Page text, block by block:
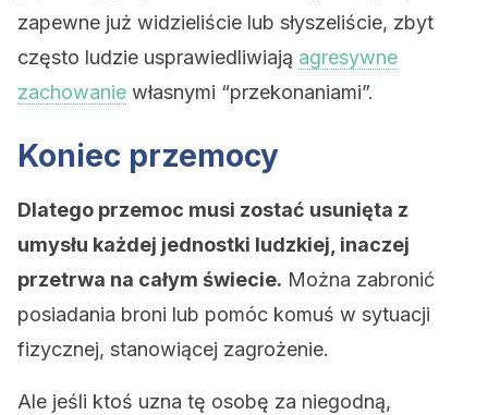
zapewne już widzieliście lub słyszeliście, zbyt
często ludzie usprawiedliwiają agresywne
zachowanie własnymi “przekonaniami”.
Koniec przemocy
Dlatego przemoc musi zostać usunięta z
umysłu każdej jednostki ludzkiej, inaczej
przetrwa na całym świecie. Można zabronić
posiadania broni lub pomóc komuś w sytuacji
fizycznej, stanowiącej zagrożenie.
Ale jeśli ktoś uzna tę osobę za niegodną, ​​